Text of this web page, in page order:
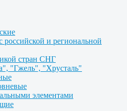
и региональной
стран СНГ
"Гжель", "Хрусталь"
элементами